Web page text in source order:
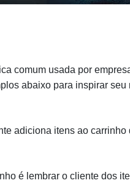
comum usada por
abaixo para inspirar
adiciona itens ao
é lembrar o cliente dos